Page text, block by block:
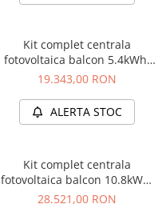
Kit complet centrala
fotovoltaica balcon 5.4kWh,
Anker SOLIX Solarbank 3
panouri 4 x 440W + sistem
prindere
19.343,00 RON
ALERTA STOC
Kit complet centrala
fotovoltaica balcon 10.8kWh,
Anker SOLIX Solarbank 3
28.521,00 RON